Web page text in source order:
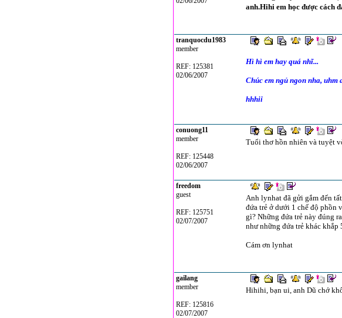
anh.Hihi em học được cách
tranquocdu1983
member
REF: 125381
02/06/2007
Hì hì em hay quá nhĩ...
Chúc em ngủ ngon nha,
hhhii
conuong11
member
REF: 125448
02/06/2007
Tuổi thơ hồn nhiên và tuyệt
freedom
guest
REF: 125751
02/07/2007
Anh lynhat đã gửi gắm đến
đứa trẻ ở dưới 1 chế độ phồn
gì? Những đứa trẻ này đúng
như những đứa trẻ khác khắp
Cám ơn lynhat
gailang
member
REF: 125816
02/07/2007
Hihihi, bạn ui, anh Dũ chớ